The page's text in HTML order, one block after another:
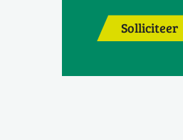
Solliciteer